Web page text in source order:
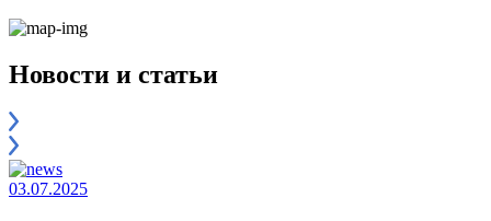
Новости и статьи
03.07.2025